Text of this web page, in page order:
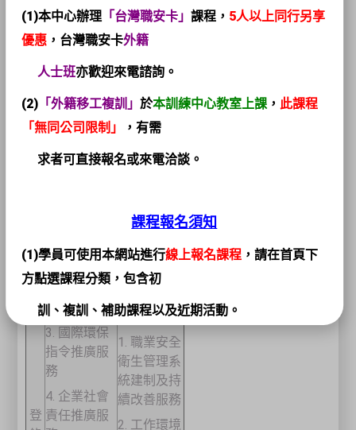
登
錄
類
別
SD類永續發展服務機構
錄
項
SD1-環保服
務
SD2-安全
服務
登
1. 環境管理
2. 溫室氣體
盤查、確
證、查證與
減量服務
3. 國際環保
指令推廣服
務
4. 企業社會
責任推廣服
1. 職業安全
衛生管理系
統建制及持
續改善服務
2. 工作環境
(1)本中心辦理「台灣職安卡」 課程， 5人以上同行另享
優惠，台灣職安卡外籍
人士班亦歡迎來電諮詢。
(2)「外籍移工複訓」 於本訓練中心教室上課， 此課程
「無同公司限制」
，有需
求者可直接報名或來電洽談。
課程報名須知
(1)學員可使用本網站進行線上報名課程，請在首頁下
方點選課程分類，包含初
訓、複訓、補助課程以及近期活動。
個人名義報名者可直接以「不登入直接報名」
填寫報名資訊；
公司承辦者請先完成會員註冊